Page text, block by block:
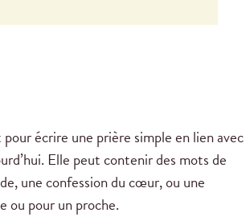
écrire une prière simple en lien avec
Elle peut contenir des mots de
une confession du cœur, ou une
ou pour un proche.